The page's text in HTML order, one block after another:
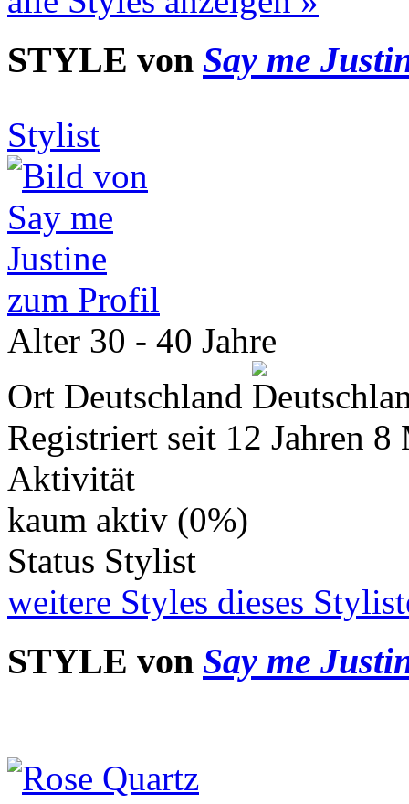
STYLE von Say me
Stylist
zum Profil
Alter 30 - 40 Jahre
Ort Deutschland
Registriert seit 12 Jahren 8
Aktivität
kaum aktiv (0%)
Status Stylist
weitere Styles dieses
STYLE von Say me